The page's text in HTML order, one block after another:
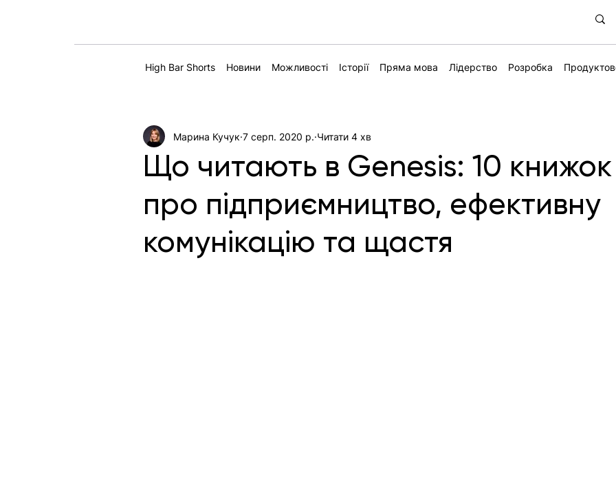
High Bar Shorts Новини Можливості Історії Пряма мова Лідерство Розробка
Що читають в Genesis: 10 книжок
про підприємництво, ефективну
комунікацію та щастя
Марина Кучук 7 серп. 2020 р. Читати 4 хв